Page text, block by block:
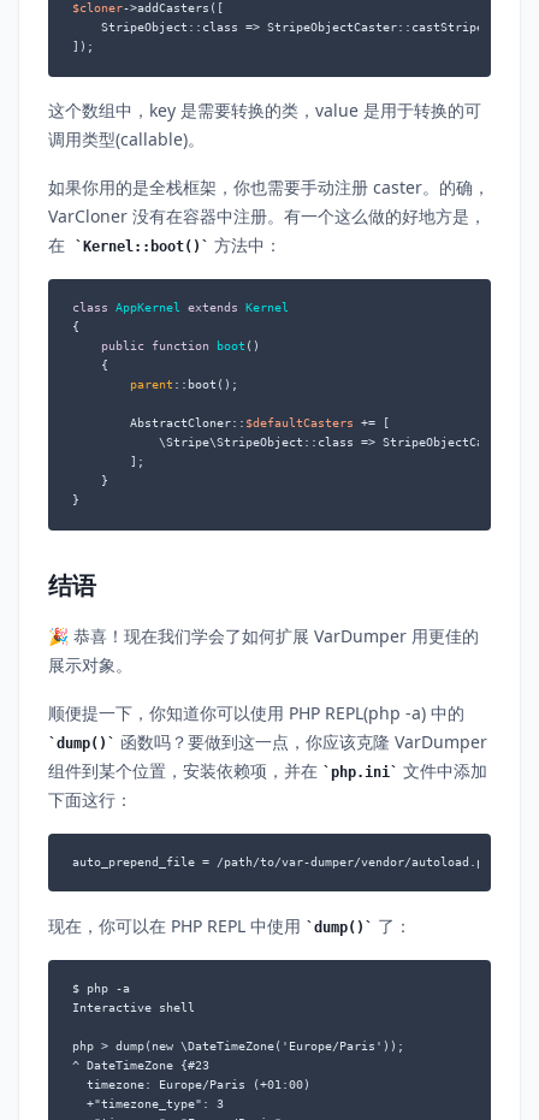
$cloner->addCasters([
StripeObject::class =>
]);
这个数组中，key 是需要转换的类，value 是用于转换的可
调用类型(callable)。
如果你用的是全栈框架，你也需要手动注册 caster。的确，
VarCloner 没有在容器中注册。有一个这么做的好地方是，
在
Kernel::boot() 方法中：
class AppKernel extends
Kernel
{
public
function boot ( )
{
parent ::boot();
        AbstractCloner::
$defaultCasters += [
\Stripe\StripeObject::class =>
        ];
    }
}
结语
🎉 恭喜！现在我们学会了如何扩展 VarDumper 用更佳的
展示对象。
顺便提一下，你知道你可以使用 PHP REPL(php -a) 中的
dump()
函数吗？要做到这一点，你应该克隆 VarDumper
组件到某个位置，安装依赖项，并在
php.ini
文件中添加
下面这行：
auto_prepend_file = /path/to/var-dumper/vendor/autoload.php
现在，你可以在 PHP REPL 中使用 dump() 了：
$ php -a
Interactive shell
php > dump(new \DateTimeZone('Europe/Paris'));
^ DateTimeZone {#23
  timezone: Europe/Paris (+01:00)
  +"timezone_type": 3